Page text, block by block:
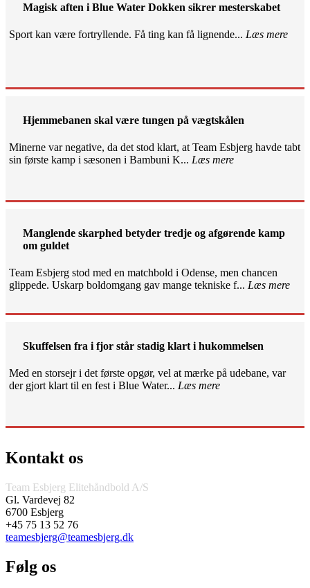
Magisk aften i Blue Water Dokken sikrer mesterskabet
Sport kan være fortryllende. Få ting kan få lignende... Læs mere
Hjemmebanen skal være tungen på vægtskålen
Minerne var negative, da det stod klart, at Team Esbjerg havde tabt
sin første kamp i sæsonen i Bambuni K... Læs mere
Manglende skarphed betyder tredje og afgørende kamp
om guldet
Team Esbjerg stod med en matchbold i Odense, men chancen
glippede. Uskarp boldomgang gav mange tekniske f... Læs mere
Skuffelsen fra i fjor står stadig klart i hukommelsen
Med en storsejr i det første opgør, vel at mærke på udebane, var
der gjort klart til en fest i Blue Water... Læs mere
Kontakt os
Team Esbjerg Elitehåndbold A/S
Gl. Vardevej 82
6700 Esbjerg
+45 75 13 52 76
teamesbjerg@teamesbjerg.dk
Følg os